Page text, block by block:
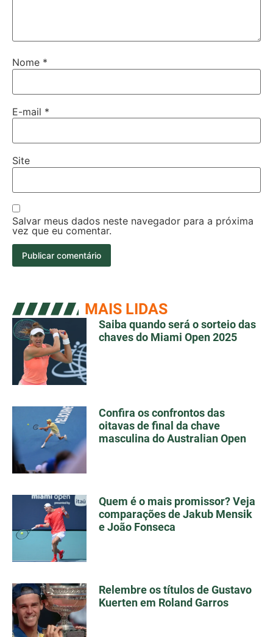
Nome *
E-mail *
Site
Salvar meus dados neste navegador para a próxima
vez que eu comentar.
MAIS LIDAS
Saiba quando será o sorteio das
chaves do Miami Open 2025
Confira os confrontos das
oitavas de final da chave
masculina do Australian Open
Quem é o mais promissor? Veja
comparações de Jakub Mensik
e João Fonseca
Relembre os títulos de Gustavo
Kuerten em Roland Garros